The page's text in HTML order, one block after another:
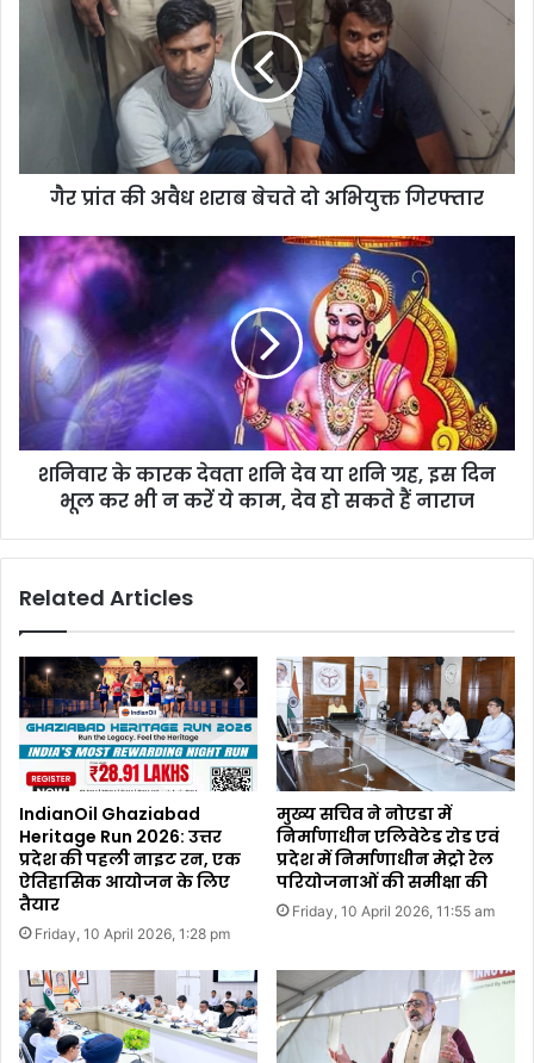
गैर प्रांत की अवैध शराब बेचते दो अभियुक्त गिरफ्तार
शनिवार के कारक देवता शनि देव या शनि ग्रह, इस दिन
भूल कर भी न करें ये काम, देव हो सकते हैं नाराज
Related Articles
IndianOil Ghaziabad
Heritage Run 2026: उत्तर
प्रदेश की पहली नाइट रन, एक
ऐतिहासिक आयोजन के लिए
तैयार
Friday, 10 April 2026, 1:28 pm
मुख्य सचिव ने नोएडा में
निर्माणाधीन एलिवेटेड रोड एवं
प्रदेश में निर्माणाधीन मेट्रो रेल
परियोजनाओं की समीक्षा की
Friday, 10 April 2026, 11:55 am